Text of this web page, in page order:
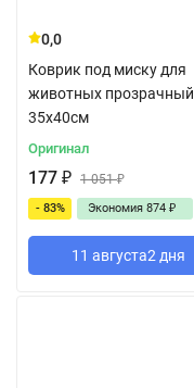
0,0
Коврик под миску для
животных прозрачный
35x40см
Оригинал
177 ₽ 1 051₽
- 83% Экономия 874 ₽
11 августа2 дня